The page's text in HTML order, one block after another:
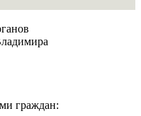
граждан: